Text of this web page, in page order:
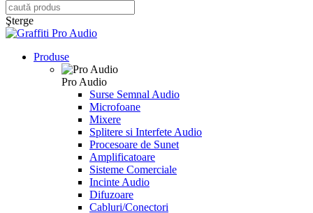
Şterge
Produse
Pro Audio
Surse Semnal Audio
Microfoane
Mixere
Splitere si Interfete Audio
Procesoare de Sunet
Amplificatoare
Sisteme Comerciale
Incinte Audio
Difuzoare
Cabluri/Conectori